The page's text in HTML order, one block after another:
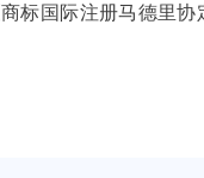
标国际注册马德里协